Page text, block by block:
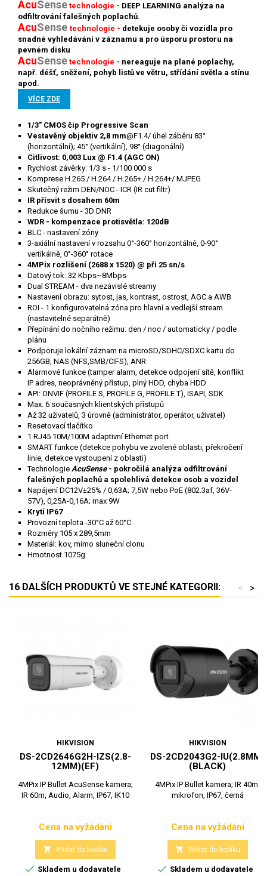
AcuSense technologie - DEEP LEARNING analýza na
odfiltrování falešných poplachů.
AcuSense technologie - detekuje osoby či vozidla pro
snadné vyhledávání v záznamu a pro úsporu prostoru na
pevném disku
AcuSense technologie - nereaguje na plané poplachy,
např. déšť, sněžení, pohyb listů ve větru, střídání světla a stínu
apod.
VÍCE ZDE
1/3" CMOS čip Progressive Scan
Vestavěný objektiv 2,8 mm@F1.4/ úhel záběru 83°
(horizontální); 45° (vertikální), 98° (diagonální)
Citlivost: 0,003 Lux @ F1.4 (AGC ON)
Rychlost závěrky: 1/3 s - 1/100 000 s
Komprese H.265 / H.264 / H.265+ / H.264+/ MJPEG
Skutečný režim DEN/NOC - ICR (IR cut filtr)
IR přísvit s dosahem 60m
Redukce šumu - 3D DNR
WDR - kompenzace protisvětla: 120dB
BLC - nastavení zóny
3-axiální nastavení v rozsahu 0°-360° horizontálně, 0-90°
vertikálně, 0°-360° rotace
4MPix rozlišení (2688 x 1520) @ při 25 sn/s
Datový tok: 32 Kbps~8Mbps
Dual STREAM - dva nezávislé streamy
Nastavení obrazu: sytost, jas, kontrast, ostrost, AGC a AWB
ROI - 1 konfigurovatelná zóna pro hlavní a vedlejší stream
(nastavitelné separátně)
Přepínání do nočního režimu: den / noc / automaticky / podle
plánu
Podporuje lokální záznam na microSD/SDHC/SDXC kartu do
256GB; NAS (NFS,SMB/CIFS), ANR
Alarmové funkce (tamper alarm, detekce odpojení sítě, konflikt
IP adres, neoprávněný přístup, plný HDD, chyba HDD
API: ONVIF (PROFILE S, PROFILE G, PROFILE T), ISAPI, SDK
Max. 6 současných klientských přístupů
Až 32 uživatelů, 3 úrovně (administrátor, operátor, uživatel)
Resetovací tlačítko
1 RJ45 10M/100M adaptivní Ethernet port
SMART funkce (detekce pohybu ve zvolené oblasti, překročení
linie, detekce vystoupení z oblasti)
Technologie AcuSense- pokročilá analýza odfiltrování
falešných poplachů a spolehlivá detekce osob a vozidel
Napájení DC12V±25% / 0,63A; 7,5W nebo PoE (802.3af, 36V-
57V), 0,25A-0,16A; max 9W
Krytí IP67
Provozní teplota -30°C až 60°C
Rozměry 105 x 289,5mm
Materiál: kov, mimo sluneční clonu
Hmotnost 1075g
16 DALŠÍCH PRODUKTŮ VE STEJNÉ KATEGORII: >
<
HIKVISION
DS-2CD2646G2H-IZS(2.8-
12MM)(EF)
4MPix IP Bullet AcuSense kamera;
IR 60m, Audio, Alarm, IP67, IK10
Cena
Cena na vyžádání
 Přidat do košíku
 Skladem u dodavatele
HIKVISION
DS-2CD2043G2-IU(2.8MM)
(BLACK)
4MPix IP Bullet kamera; IR 40m,
mikrofon, IP67, černá
Cena
Cena na vyžádání
 Přidat do košíku
 Skladem u dodavatele